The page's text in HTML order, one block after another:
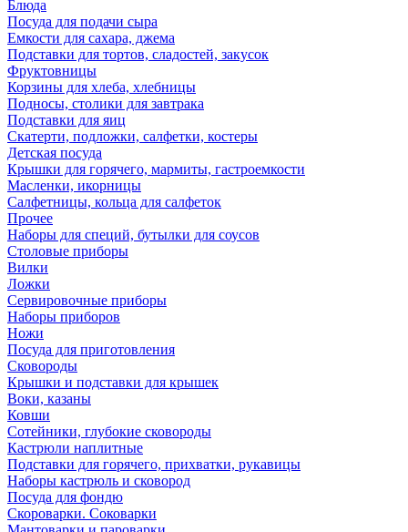
Блюда
Посуда для подачи сыра
Емкости для сахара, джема
Подставки для тортов, сладостей, закусок
Фруктовницы
Корзины для хлеба, хлебницы
Подносы, столики для завтрака
Подставки для яиц
Скатерти, подложки, салфетки, костеры
Детская посуда
Крышки для горячего, мармиты, гастроемкости
Масленки, икорницы
Салфетницы, кольца для салфеток
Прочее
Наборы для специй, бутылки для соусов
Столовые приборы
Вилки
Ложки
Сервировочные приборы
Наборы приборов
Ножи
Посуда для приготовления
Сковороды
Крышки и подставки для крышек
Воки, казаны
Ковши
Сотейники, глубокие сковороды
Кастрюли наплитные
Подставки для горячего, прихватки, рукавицы
Наборы кастрюль и сковород
Посуда для фондю
Скороварки. Соковарки